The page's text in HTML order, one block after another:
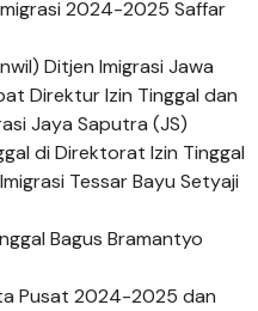
2024-2025 Saffar
Ditjen Imigrasi Jawa
Direktur Izin Tinggal dan
Jaya Saputra (JS)
di Direktorat Izin Tinggal
Tessar Bayu Setyaji
Bagus Bramantyo
Pusat 2024-2025 dan